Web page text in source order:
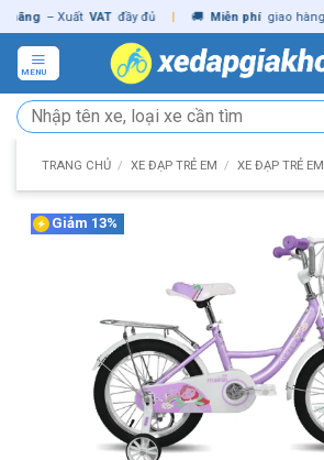
Skip
to
content
– Xuất VAT đầy đủ | 🚚 Miễn phí giao hàng -
MENU
Tìm
kiếm:
TRANG CHỦ / XE ĐẠP TRẺ EM / XE ĐẠP TRẺ
Giảm 13%